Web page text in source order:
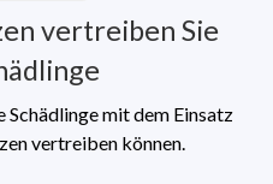
vertreiben Sie
Schädlinge mit dem Einsatz
vertreiben können.